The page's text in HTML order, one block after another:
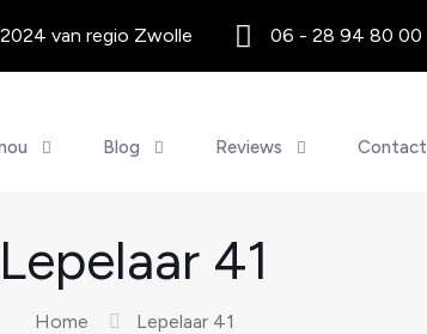
van regio Zwolle 06 - 28 94 80 00
Blog Reviews Contact
Lepelaar 41
Home Lepelaar 41